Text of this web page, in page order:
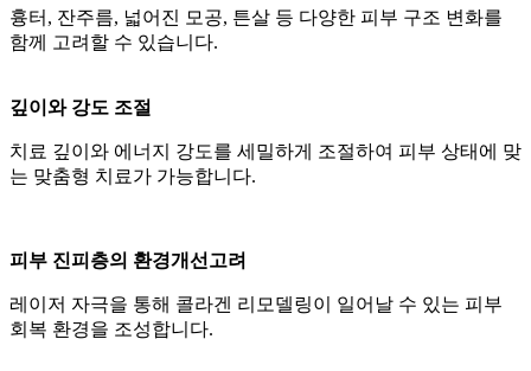
흉터, 잔주름, 넓어진 모공, 튼살 등 다양한 피부 구조 변화를
함께 고려할 수 있습니다.
깊이와 강도 조절
치료 깊이와 에너지 강도를 세밀하게 조절하여 피부 상태에 맞
는 맞춤형 치료가 가능합니다.
피부 진피층의 환경개선고려
레이저 자극을 통해 콜라겐 리모델링이 일어날 수 있는 피부
회복 환경을 조성합니다.